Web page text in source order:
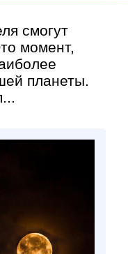
смогут
момент,
планеты.